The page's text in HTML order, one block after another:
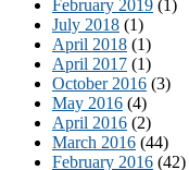
February 2019 (1)
July 2018 (1)
April 2018 (1)
April 2017 (1)
October 2016 (3)
May 2016 (4)
April 2016 (2)
March 2016 (44)
February 2016 (42)